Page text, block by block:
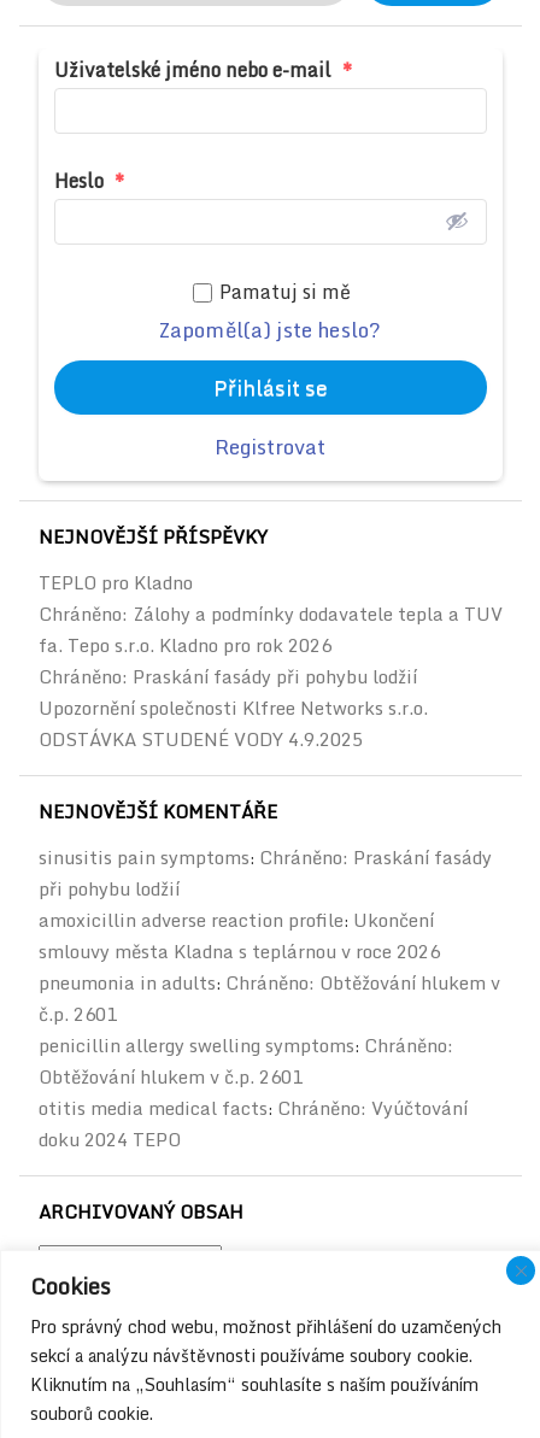
Cookies
Pro správný chod webu, možnost přihlášení do uzamčených
sekcí a analýzu návštěvnosti používáme soubory cookie.
Kliknutím na „Souhlasím“ souhlasíte s naším používáním
souborů cookie.
Uživatelské jméno nebo e-mail *
Heslo *
Pamatuj si mě
Zapoměl(a) jste heslo?
Přihlásit se
Registrovat
NEJNOVĚJŠÍ PŘÍSPĚVKY
TEPLO pro Kladno
Chráněno: Zálohy a podmínky dodavatele tepla a TUV
fa. Tepo s.r.o. Kladno pro rok 2026
Chráněno: Praskání fasády při pohybu lodžií
Upozornění společnosti Klfree Networks s.r.o.
ODSTÁVKA STUDENÉ VODY 4.9.2025
NEJNOVĚJŠÍ KOMENTÁŘE
sinusitis pain symptoms: Chráněno: Praskání fasády
při pohybu lodžií
amoxicillin adverse reaction profile: Ukončení
smlouvy města Kladna s teplárnou v roce 2026
pneumonia in adults: Chráněno: Obtěžování hlukem v
č.p. 2601
penicillin allergy swelling symptoms: Chráněno:
Obtěžování hlukem v č.p. 2601
otitis media medical facts: Chráněno: Vyúčtování
doku 2024 TEPO
ARCHIVOVANÝ OBSAH
Archivovaný
obsah